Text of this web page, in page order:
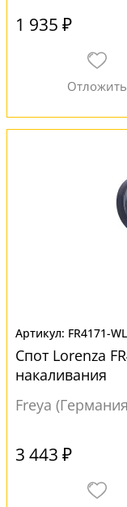
1 935 ₽
FR4171-
Спот Lorenza
накаливания
Freya
3 443 ₽